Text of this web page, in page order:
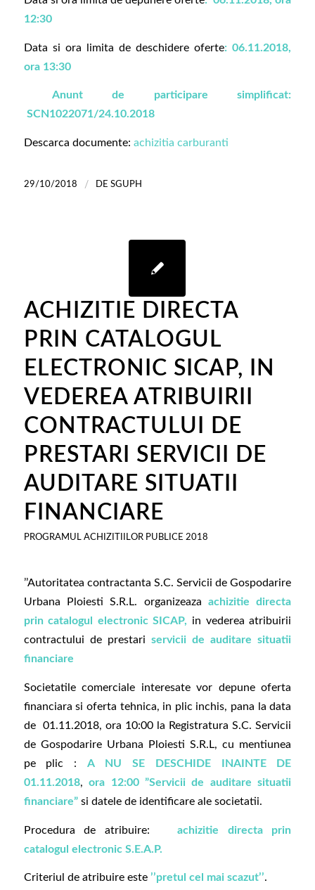
12:30
Data si ora limita de deschidere oferte: 06.11.2018,
ora 13:30
Anunt de participare simplificat:
SCN1022071/24.10.2018
Descarca documente: achizitia carburanti
29/10/2018 / DE SGUPH
ACHIZITIE DIRECTA
PRIN CATALOGUL
ELECTRONIC SICAP, IN
VEDEREA ATRIBUIRII
CONTRACTULUI DE
PRESTARI SERVICII DE
AUDITARE SITUATII
FINANCIARE
PROGRAMUL ACHIZITIILOR PUBLICE 2018
’’Autoritatea contractanta S.C. Servicii de Gospodarire
Urbana Ploiesti S.R.L. organizeazaachizitie directa
prin catalogul electronic SICAP, in vederea atribuirii
contractului de prestari servicii de auditare situatii
financiare
Societatile comerciale interesate vor depune oferta
financiara si oferta tehnica, in plic inchis, pana la data
de 01.11.2018, ora 10:00 la Registratura S.C. Servicii
de Gospodarire Urbana Ploiesti S.R.L, cu mentiunea
pe plic :A NU SE DESCHIDE INAINTE DE
01.11.2018,ora 12:00 ”Servicii de auditare situatii
financiare”si datele de identificare ale societatii.
Procedura de atribuire: achizitie directa prin
catalogul electronic S.E.A.P.
Criteriul de atribuire este ’’pretul cel mai scazut’’.